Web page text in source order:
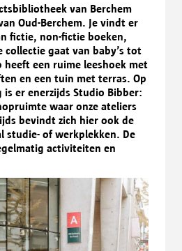
van Berchem
Oud-Berchem. Je vindt er
fictie, non-fictie boeken,
collectie gaat van baby’s tot
heeft een ruime leeshoek met
en een tuin met terras. Op
er enerzijds Studio Bibber:
waar onze ateliers
bevindt zich hier ook de
studie- of werkplekken. De
activiteiten en